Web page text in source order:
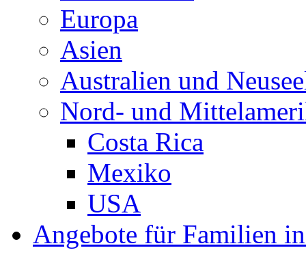
Europa
Asien
Australien und
Nord- und
Costa Rica
Mexiko
USA
Angebote für Familien